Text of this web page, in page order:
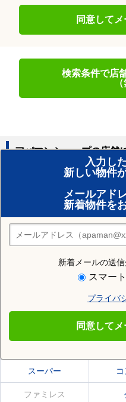
同意して
検索条件で店
入力し
新しい物件
メールアド
新着物件を
新着メールの送
スマー
プライバ
同意して
アパマンショップの店舗
賃貸のプロがお部屋探し！
おまかせ物件リクエスト
住みたい街の店舗を探す
店舗検索
住む街研究所で大谷地駅
大谷地駅の施設一覧
スーパー
ファミレス